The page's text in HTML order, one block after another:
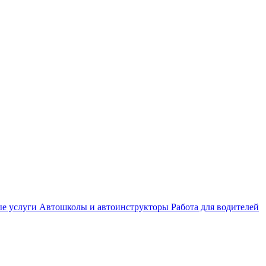
услуги Автошколы и автоинструкторы Работа для водителей